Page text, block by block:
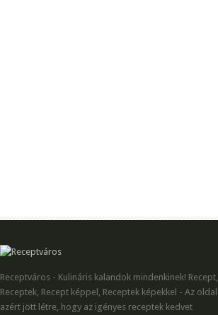
Receptváros - Kulináris kalandok mindenkinek! Recept,
Receptek, Recept képpel, Receptek képekkel - Az oldal
azért jött létre, hogy az igényes receptek kedvet